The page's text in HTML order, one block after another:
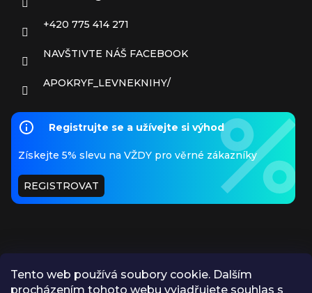
Tento web používá soubory cookie. Dalším
procházením tohoto webu vyjadřujete souhlas s
+420 775 414 271
NAVŠTIVTE NÁŠ FACEBOOK
APOKRYF_LEVNEKNIHY/
Registrujte se a užívejte si výhod
Získejte 5% slevu na VŽDY pro věrné zákazníky
REGISTROVAT